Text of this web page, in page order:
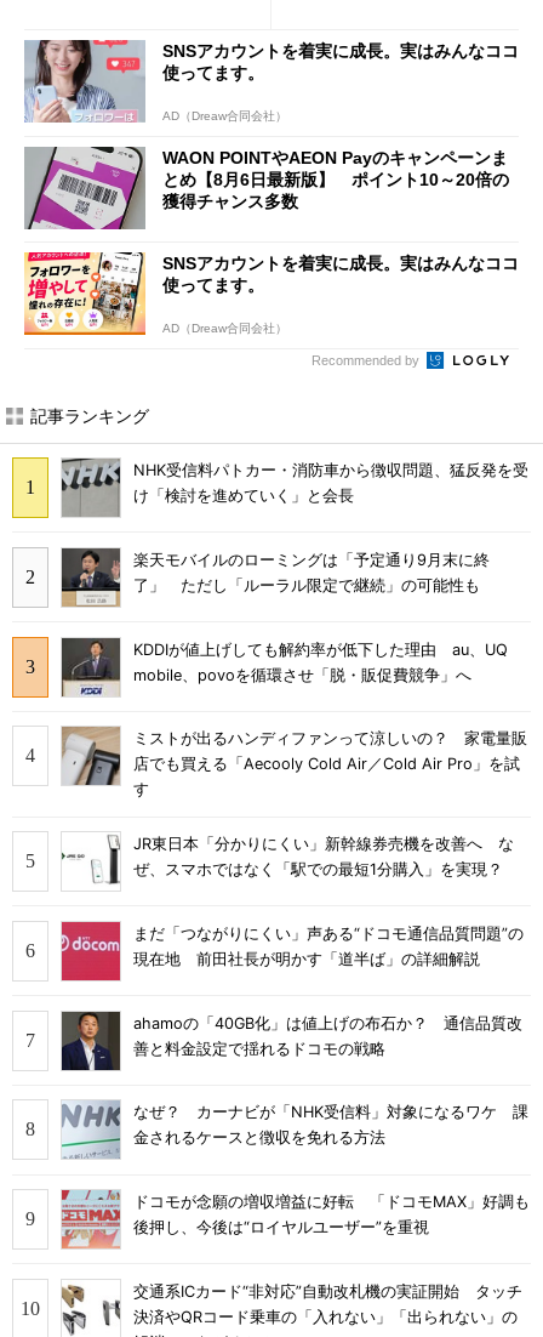
SNSアカウントを着実に成長。実はみんなココ
使ってます。
AD（Dreaw合同会社）
WAON POINTやAEON Payのキャンペーンま
とめ【8月6日最新版】 ポイント10～20倍の
獲得チャンス多数
SNSアカウントを着実に成長。実はみんなココ
使ってます。
AD（Dreaw合同会社）
Recommended by
記事ランキング
NHK受信料パトカー・消防車から徴収問題、猛反発を受
け「検討を進めていく」と会長
楽天モバイルのローミングは「予定通り9月末に終
了」 ただし「ルーラル限定で継続」の可能性も
KDDIが値上げしても解約率が低下した理由 au、UQ
mobile、povoを循環させ「脱・販促費競争」へ
ミストが出るハンディファンって涼しいの？ 家電量販
店でも買える「Aecooly Cold Air／Cold Air Pro」を試
す
JR東日本「分かりにくい」新幹線券売機を改善へ な
ぜ、スマホではなく「駅での最短1分購入」を実現？
まだ「つながりにくい」声ある“ドコモ通信品質問題”の
現在地 前田社長が明かす「道半ば」の詳細解説
ahamoの「40GB化」は値上げの布石か？ 通信品質改
善と料金設定で揺れるドコモの戦略
なぜ？ カーナビが「NHK受信料」対象になるワケ 課
金されるケースと徴収を免れる方法
ドコモが念願の増収増益に好転 「ドコモMAX」好調も
後押し、今後は“ロイヤルユーザー”を重視
交通系ICカード“非対応”自動改札機の実証開始 タッチ
決済やQRコード乗車の「入れない」「出られない」の